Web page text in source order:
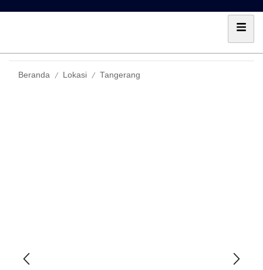
Beranda / Lokasi / Tangerang